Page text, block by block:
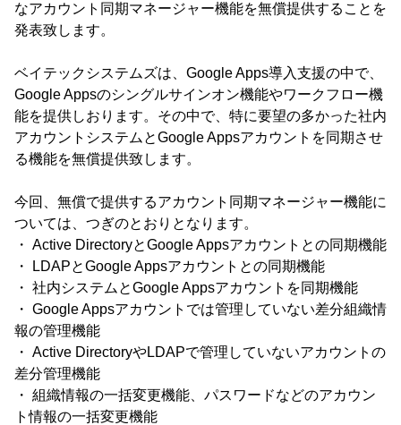
なアカウント同期マネージャー機能を無償提供することを
発表致します。
ベイテックシステムズは、Google Apps導入支援の中で、
Google Appsのシングルサインオン機能やワークフロー機
能を提供しおります。その中で、特に要望の多かった社内
アカウントシステムとGoogle Appsアカウントを同期させ
る機能を無償提供致します。
今回、無償で提供するアカウント同期マネージャー機能に
ついては、つぎのとおりとなります。
・ Active DirectoryとGoogle Appsアカウントとの同期機能
・ LDAPとGoogle Appsアカウントとの同期機能
・ 社内システムとGoogle Appsアカウントを同期機能
・ Google Appsアカウントでは管理していない差分組織情
報の管理機能
・ Active DirectoryやLDAPで管理していないアカウントの
差分管理機能
・ 組織情報の一括変更機能、パスワードなどのアカウン
ト情報の一括変更機能